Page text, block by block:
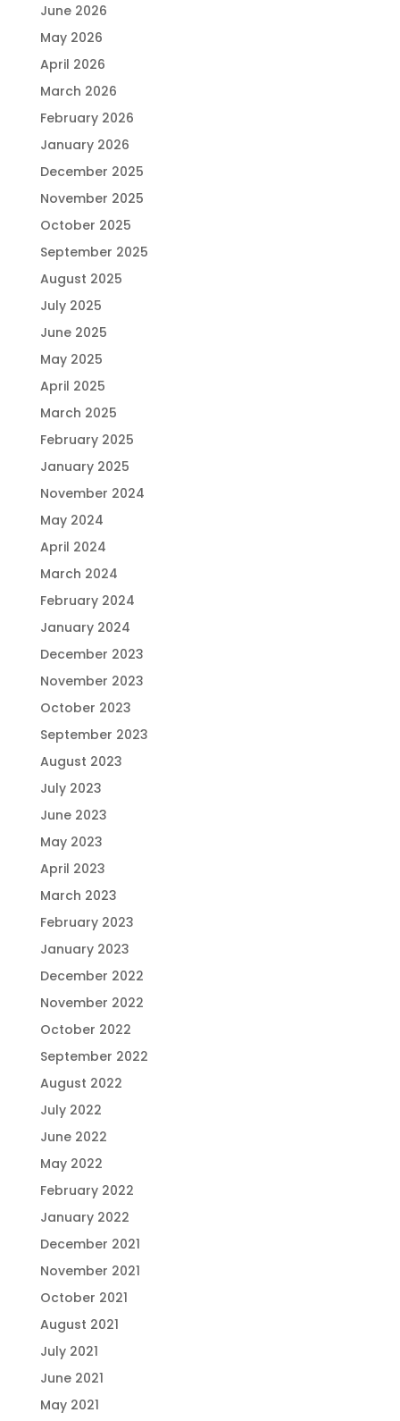
June 2026
May 2026
April 2026
March 2026
February 2026
January 2026
December 2025
November 2025
October 2025
September 2025
August 2025
July 2025
June 2025
May 2025
April 2025
March 2025
February 2025
January 2025
November 2024
May 2024
April 2024
March 2024
February 2024
January 2024
December 2023
November 2023
October 2023
September 2023
August 2023
July 2023
June 2023
May 2023
April 2023
March 2023
February 2023
January 2023
December 2022
November 2022
October 2022
September 2022
August 2022
July 2022
June 2022
May 2022
February 2022
January 2022
December 2021
November 2021
October 2021
August 2021
July 2021
June 2021
May 2021